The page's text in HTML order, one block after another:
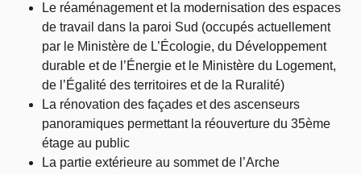
Le réaménagement et la modernisation des espaces
de travail dans la paroi Sud (occupés actuellement
par le Ministère de L’Écologie, du Développement
durable et de l’Énergie et le Ministère du Logement,
de l’Égalité des territoires et de la Ruralité)
La rénovation des façades et des ascenseurs
panoramiques permettant la réouverture du 35ème
étage au public
La partie extérieure au sommet de l’Arche